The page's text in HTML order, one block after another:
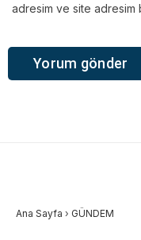
adresim ve site adresim
Ana Sayfa › GÜNDEM